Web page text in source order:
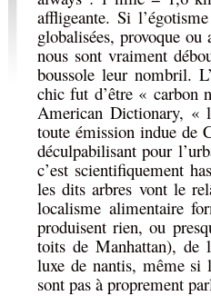
affligeante. Si
globalisées, provoque ou
nous sont vraiment
boussole leur nombril.
chic fut d’être « carbon
American Dictionary, «
toute émission indue de
déculpabilisant pour
c’est scientifiquement
les dits arbres vont le
localisme alimentaire
produisent rien, ou
toits de Manhattan), de
luxe de nantis, même si
sont pas à proprement